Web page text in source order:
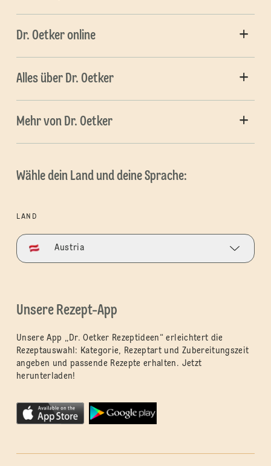
Dr. Oetker online
Alles über Dr. Oetker
Mehr von Dr. Oetker
Wähle dein Land und deine Sprache:
LAND
Austria
Unsere Rezept-App
Unsere App „Dr. Oetker Rezeptideen“ erleichtert die
Rezeptauswahl: Kategorie, Rezeptart und Zubereitungszeit
angeben und passende Rezepte erhalten. Jetzt
herunterladen!